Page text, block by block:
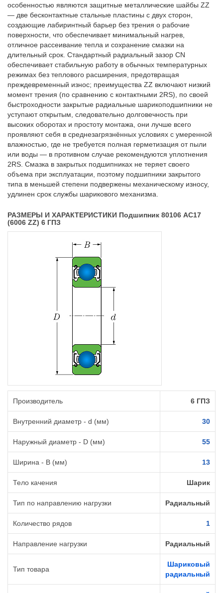
особенностью являются защитные металлические шайбы ZZ
— две бесконтактные стальные пластины с двух сторон,
создающие лабиринтный барьер без трения о рабочие
поверхности, что обеспечивает минимальный нагрев,
отличное рассеивание тепла и сохранение смазки на
длительный срок. Стандартный радиальный зазор CN
обеспечивает стабильную работу в обычных температурных
режимах без теплового расширения, предотвращая
преждевременный износ; преимущества ZZ включают низкий
момент трения (по сравнению с контактными 2RS), по своей
быстроходности закрытые радиальные шарикоподшипники не
уступают открытым, следовательно долговечность при
высоких оборотах и простоту монтажа, они лучше всего
проявляют себя в среднезагрязнённых условиях с умеренной
влажностью, где не требуется полная герметизация от пыли
или воды — в противном случае рекомендуются уплотнения
2RS. Смазка в закрытых подшипниках не теряет своего
объема при эксплуатации, поэтому подшипники закрытого
типа в меньшей степени подвержены механическому износу,
удлинен срок службы шарикового механизма.
РАЗМЕРЫ И ХАРАКТЕРИСТИКИ Подшипник 80106 АС17
(6006 ZZ) 6 ГПЗ
Производитель 6 ГПЗ
Внутренний диаметр - d (мм) 30
Наружный диаметр - D (мм) 55
Ширина - B (мм) 13
Тело качения Шарик
Тип по направлению нагрузки Радиальный
Количество рядов 1
Направление нагрузки Радиальный
Тип товара
Шариковый
радиальный